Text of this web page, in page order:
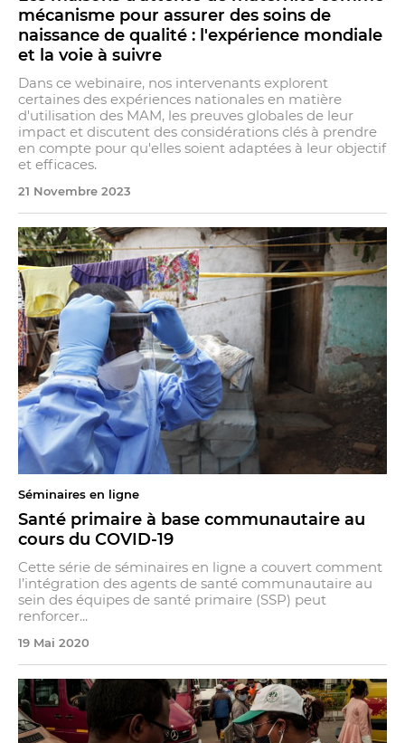
mécanisme pour assurer des soins de
naissance de qualité : l'expérience mondiale
et la voie à suivre
Dans ce webinaire, nos intervenants explorent
certaines des expériences nationales en matière
d'utilisation des MAM, les preuves globales de leur
impact et discutent des considérations clés à prendre
en compte pour qu'elles soient adaptées à leur objectif
et efficaces.
21 Novembre 2023
Séminaires en ligne
Santé primaire à base communautaire au
cours du COVID-19
Cette série de séminaires en ligne a couvert comment
l’intégration des agents de santé communautaire au
sein des équipes de santé primaire (SSP) peut
renforcer...
19 Mai 2020